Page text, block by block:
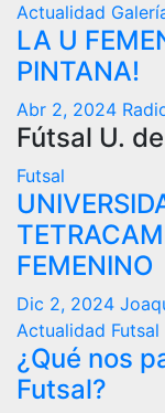
Actualidad
LA U
PINTANA!
Abr 2, 2024
Fútsal U.
Futsal
FEMENINO
Dic 2, 2024
Actualidad Futsal
¿Qué nos
Futsal?